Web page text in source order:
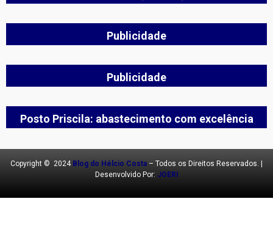
Publicidade
Publicidade
Posto Priscila: abastecimento com excelência
Copyright © 2024 Blog do Hélcio Costa – Todos os Direitos Reservados. |
Desenvolvido Por: JOERI